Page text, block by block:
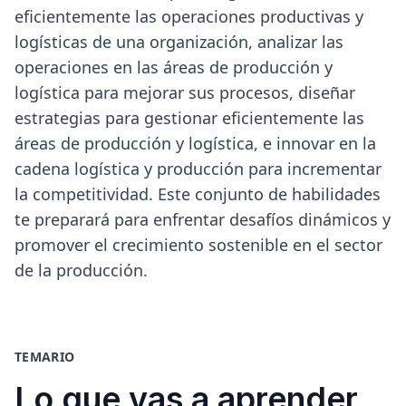
eficientemente las operaciones productivas y
logísticas de una organización, analizar las
operaciones en las áreas de producción y
logística para mejorar sus procesos, diseñar
estrategias para gestionar eficientemente las
áreas de producción y logística, e innovar en la
cadena logística y producción para incrementar
la competitividad. Este conjunto de habilidades
te preparará para enfrentar desafíos dinámicos y
promover el crecimiento sostenible en el sector
de la producción.
TEMARIO